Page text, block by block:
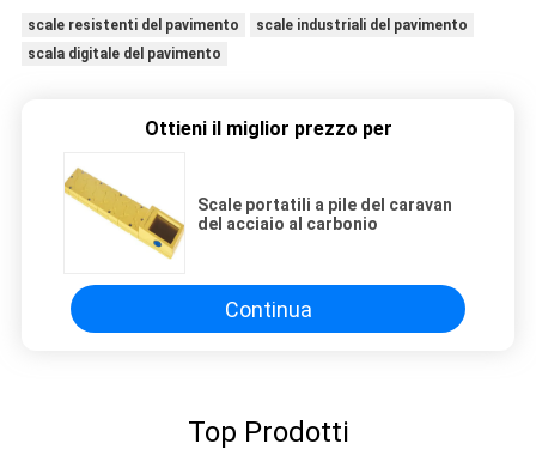
scale resistenti del pavimento
scale industriali del pavimento
scala digitale del pavimento
Ottieni il miglior prezzo per
Scale portatili a pile del caravan
del acciaio al carbonio
Continua
Top Prodotti